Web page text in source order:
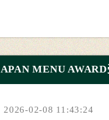
MENU
2026-02-08 11:43:24